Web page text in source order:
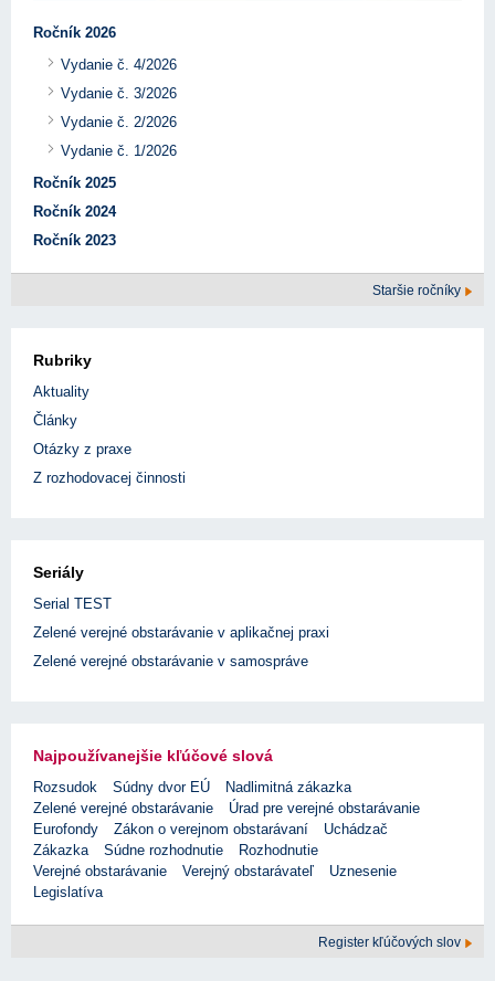
Ročník 2026
Vydanie č. 4/2026
Vydanie č. 3/2026
Vydanie č. 2/2026
Vydanie č. 1/2026
Ročník 2025
Ročník 2024
Ročník 2023
Staršie ročníky
Rubriky
Aktuality
Články
Otázky z praxe
Z rozhodovacej činnosti
Seriály
Serial TEST
Zelené verejné obstarávanie v aplikačnej praxi
Zelené verejné obstarávanie v samospráve
Najpoužívanejšie kľúčové slová
Rozsudok Súdny dvor EÚ
Nadlimitná zákazka
Zelené verejné obstarávanie
Úrad pre verejné obstarávanie
Eurofondy
Zákon o verejnom obstarávaní
Uchádzač
Zákazka
Súdne rozhodnutie
Rozhodnutie
Verejné obstarávanie
Verejný obstarávateľ
Uznesenie
Legislatíva
Register kľúčových slov